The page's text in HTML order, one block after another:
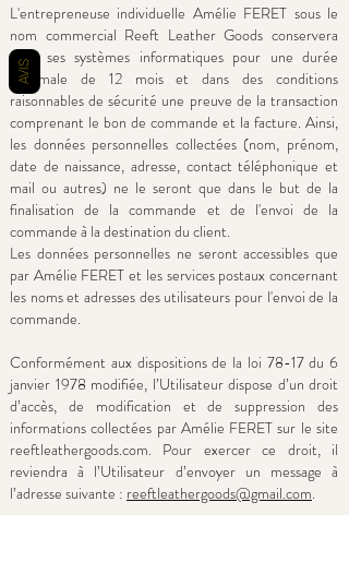
L'entrepreneuse individuelle Amélie FERET sous le
nom commercial Reeft Leather Goods conservera
dans ses systèmes informatiques pour une durée
maximale de 12 mois et dans des conditions
raisonnables de sécurité une preuve de la transaction
comprenant le bon de commande et la facture. Ainsi,
les données personnelles collectées (nom, prénom,
date de naissance, adresse, contact téléphonique et
mail ou autres) ne le seront que dans le but de la
finalisation de la commande et de l'envoi de la
commande à la destination du client.
Les données personnelles ne seront accessibles que
par Amélie FERET et les services postaux concernant
les noms et adresses des utilisateurs pour l'envoi de la
commande.
Conformément aux dispositions de la loi 78-17 du 6
janvier 1978 modifiée, l’Utilisateur dispose d’un droit
d’accès, de modification et de suppression des
informations collectées par Amélie FERET sur le site
reeftleathergoods.com. Pour exercer ce droit, il
reviendra à l’Utilisateur d’envoyer un message à
l’adresse suivante : reeftleathergoods@gmail.com.
AVIS